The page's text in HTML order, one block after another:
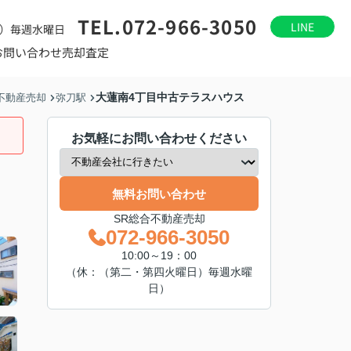
毎週水曜日 TEL.072-966-3050 LINE
問い合わせ売却査定
動産売却 弥刀駅 大蓮南4丁目中古テラスハウス
お気軽にお問い合わせください
無料お問い合わせ
SR総合不動産売却
072-966-3050
10:00～19：00
（休：（第二・第四火曜日）毎週水曜
日）